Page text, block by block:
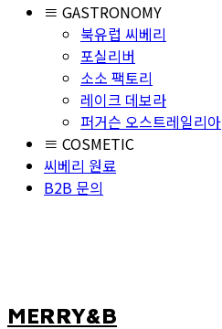
≡ GASTRONOMY
북유럽 씨베리
포실리버
소소 팩토리
레이크 데보라
퍼거슨 오스트레일리아
≡ COSMETIC
씨베리 원료
B2B 문의
MERRY&B